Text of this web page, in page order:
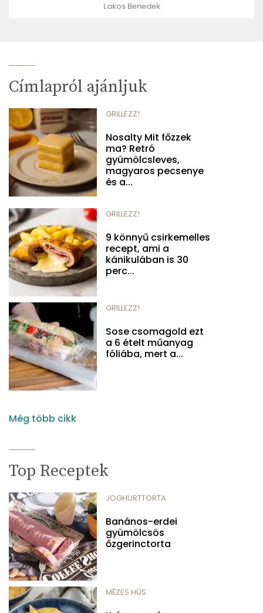
Lakos Benedek
Címlapról ajánljuk
GRILLEZZ!
Nosalty Mit főzzek
ma? Retró
gyümölcsleves,
magyaros pecsenye
és a...
GRILLEZZ!
9 könnyű csirkemelles
recept, ami a
kánikulában is 30
perc...
GRILLEZZ!
Sose csomagold ezt
a 6 ételt műanyag
fóliába, mert a...
Még több cikk
Top Receptek
JOGHURTTORTA
Banános-erdei
gyümölcsös
őzgerinctorta
MÉZES HÚS